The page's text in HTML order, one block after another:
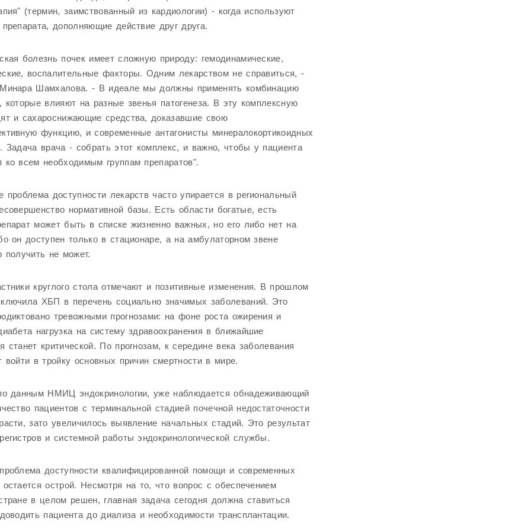
(термин, заимствованный из кардиологии) - когда используют
дополняющие действие друг друга.
болезнь почек имеет сложную природу: гемодинамические,
воспалительные факторы. Одним лекарством не справиться, -
Минара Шамхалова. - В идеале мы должны применять комбинацию
которые влияют на разные звенья патогенеза. В эту комплексную
и сахароснижающие средства, доказавшие свою
функцию, и современные антагонисты минералокортикоидных
Задача врача - собрать этот комплекс, и важно, чтобы у пациента
ко всем необходимым группам препаратов".
проблема доступности лекарств часто упирается в региональный
нормативной базы. Есть области богатые, есть
может быть в списке жизненно важных, но его либо нет на
он доступен только в стационаре, а на амбулаторном звене
получить не может.
круглого стола отмечают и позитивные изменения. В прошлом
ХБП в перечень социально значимых заболеваний. Это
тревожными прогнозами: на фоне роста ожирения и
нагрузка на систему здравоохранения в ближайшие
станет критической. По прогнозам, к середине века заболевания
войти в тройку основных причин смертности в мире.
данным НМИЦ эндокринологии, уже наблюдается обнадеживающий
пациентов с терминальной стадией почечной недостаточности
зато увеличилось выявление начальных стадий. Это результат
и системной работы эндокринологической службы.
доступности квалифицированной помощи и современных
остается острой. Несмотря на то, что вопрос с обеспечением
в целом решен, главная задача сегодня должна ставиться
пациента до диализа и необходимости трансплантации.